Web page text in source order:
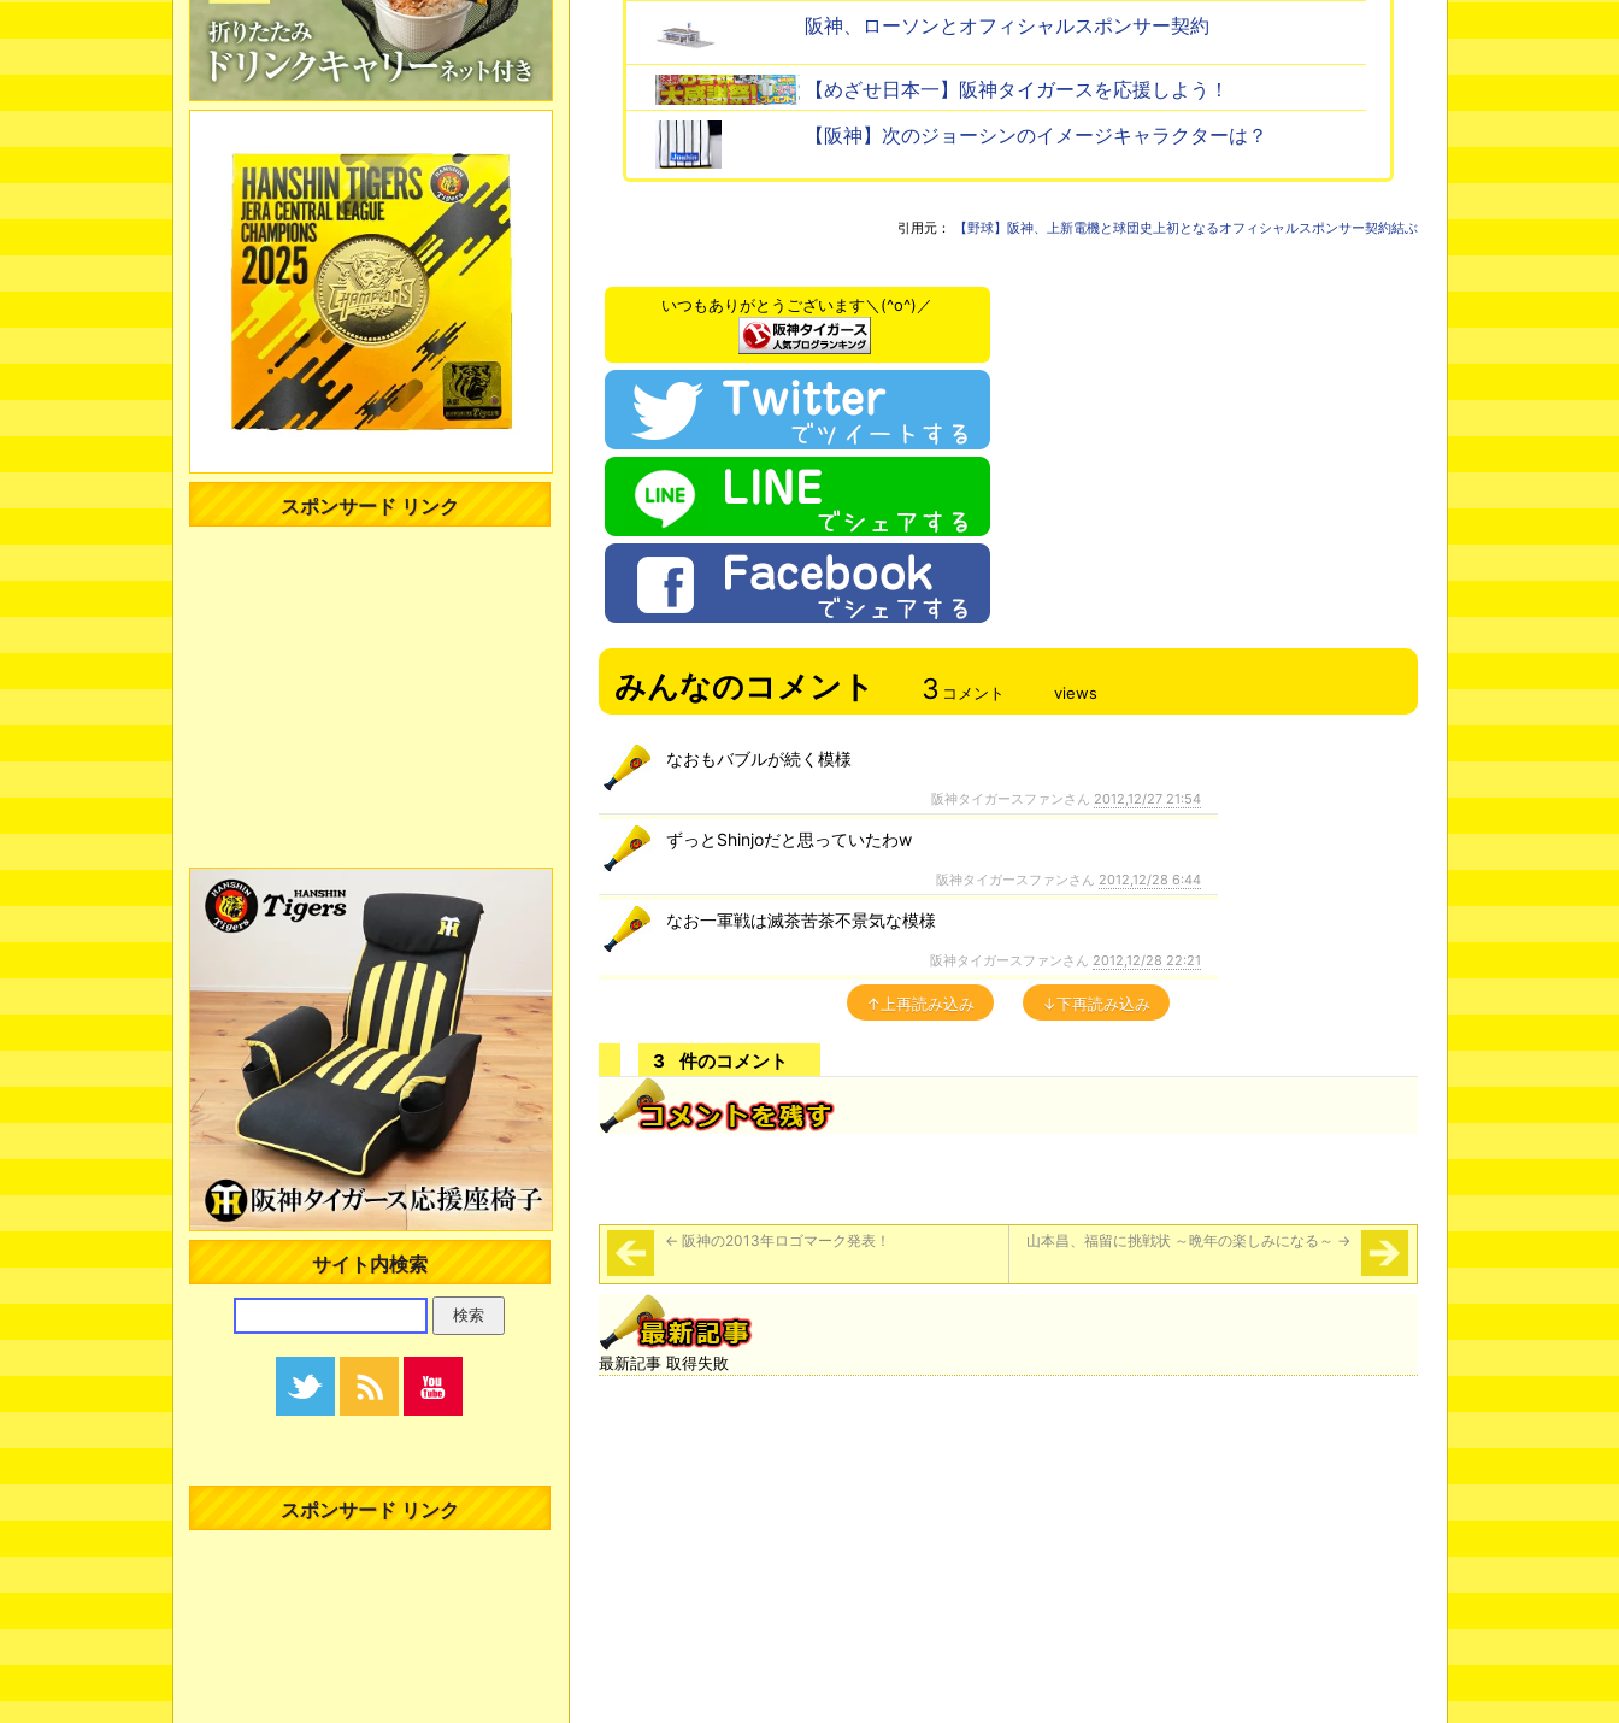
阪神、ローソンとオフィシャルスポンサー契約
【めざせ日本一】阪神タイガースを応援しよう！
【阪神】次のジョーシンのイメージキャラクターは？
引用元： 【野球】阪神、上新電機と球団史上初となるオフィシャルスポンサー契約結ぶ
いつもありがとうございます＼(^o^)／
みんなのコメント 3 コメント views
なおもバブルが続く模様
阪神タイガースファンさん 2012,12/27 21:54
ずっとShinjoだと思っていたわw
阪神タイガースファンさん 2012,12/28 6:44
なお一軍戦は滅茶苦茶不景気な模様
阪神タイガースファンさん 2012,12/28 22:21
↑上再読み込み ↓下再読み込み
3 件のコメント
← 阪神の2013年ロゴマーク発表！ 山本昌、福留に挑戦状 ～晩年の楽しみになる～ →
最新記事 取得失敗
スポンサード リンク
サイト内検索
スポンサード リンク